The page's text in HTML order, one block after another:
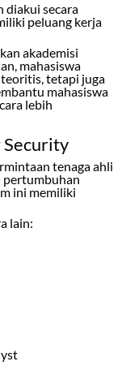
diakui secara
peluang kerja
akademisi
mahasiswa
tetapi juga
mahasiswa
lebih
Security
tenaga ahli
pertumbuhan
ini memiliki
lain: